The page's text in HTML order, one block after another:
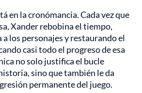
en la cronómancia. Cada vez que
Xander rebobina el tiempo,
los personajes y restaurando el
casi todo el progreso de esa
no solo justifica el bucle
sino que también le da
permanente del juego.